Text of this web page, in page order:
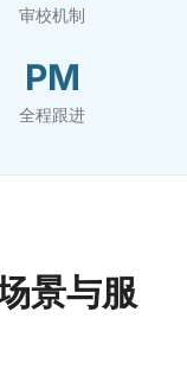
审校机制
PM
全程跟进
景与服